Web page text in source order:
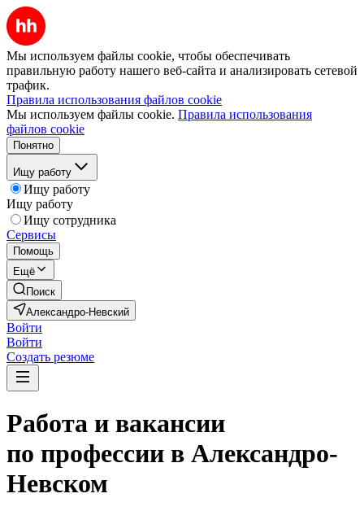
Мы используем файлы cookie, чтобы обеспечивать
правильную работу нашего веб-сайта и анализировать сетевой
трафик.
Правила использования файлов cookie
Мы используем файлы cookie. Правила использования
файлов cookie
Понятно
Ищу работу
Ищу работу
Ищу работу
Ищу сотрудника
Сервисы
Помощь
Ещё
Поиск
Александро-Невский
Войти
Войти
Создать резюме
Работа и вакансии
по профессии в Александро-
Невском